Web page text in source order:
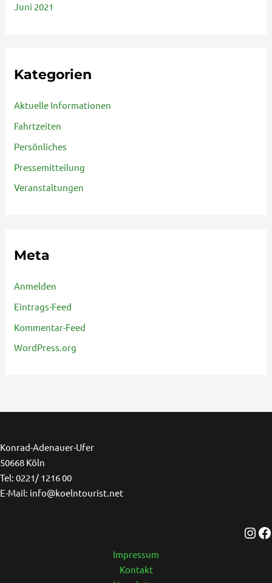
Juni 2021
Kategorien
Aktuelle Informationen
Fahrtzeiten
Persönliches
Pressemitteilung
Veranstaltungen
Meta
Anmelden
Eintrags-Feed
Kommentar-Feed
WordPress.org
Konrad-Adenauer-Ufer
50668 Köln
Tel: 0221/ 1216 00
E-Mail: info@koelntourist.net
Impressum
Kontakt